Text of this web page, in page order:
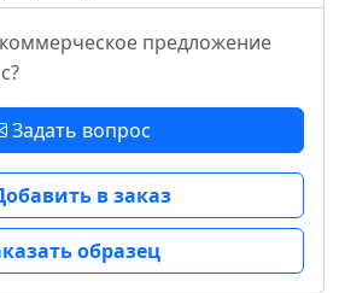
предложение
Задать вопрос
в заказ
образец